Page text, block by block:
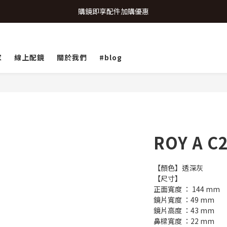
...特別的日子💗 | 全館任選 贈奶呼呼品牌明信片(乙張) *生日卡/情人卡(2
購鏡即享配件加購優惠
線上配鏡 關於我們 #blog
ROY A
【顏色】透深灰
【尺寸】
正面寬度 ： 144 mm
鏡片寬度 ：49 mm
鏡片高度 ：43 mm
鼻樑寬度 ：22 mm